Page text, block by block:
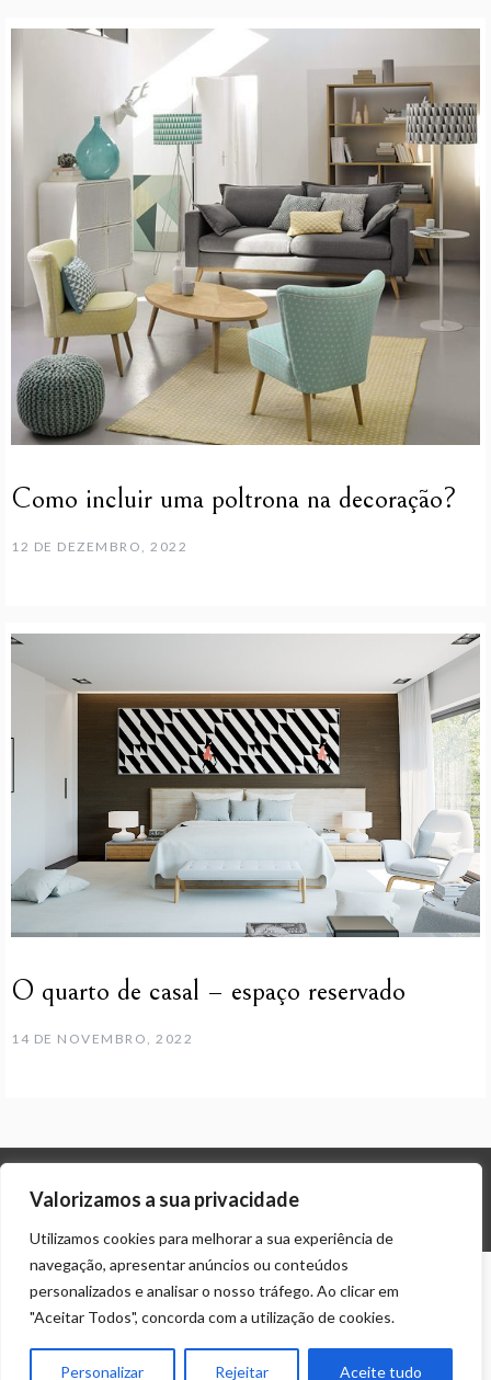
Valorizamos a sua privacidade
Utilizamos cookies para melhorar a sua experiência de
navegação, apresentar anúncios ou conteúdos
personalizados e analisar o nosso tráfego. Ao clicar em
"Aceitar Todos", concorda com a utilização de cookies.
Personalizar Rejeitar Aceite tudo
Como incluir uma poltrona na decoração?
12 DE DEZEMBRO, 2022
O quarto de casal – espaço reservado
14 DE NOVEMBRO, 2022
© ALL RIGHTS RESERVED 2024 THEME: PROMOS BY